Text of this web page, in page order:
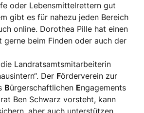
oder Lebensmittelrettern gut
gibt es für nahezu jeden Bereich
online. Dorothea Pille hat einen
beim Finden oder auch der
die Landratsamtsmitarbeiterin
Der Förderverein zur
Bürgerschaftlichen Engagements
Ben Schwarz vorsteht, kann
aber auch unterstützen,